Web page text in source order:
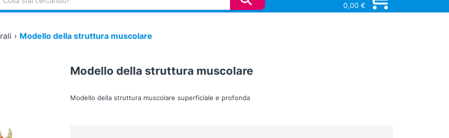
0,00 €
› Modello della struttura muscolare
Modello della struttura muscolare
Modello della struttura muscolare superficiale e profonda